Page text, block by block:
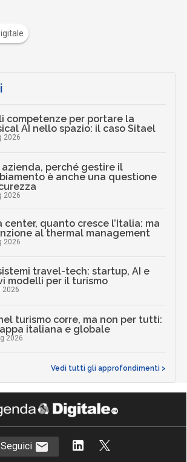
competenze per portare la
AI nello spazio: il caso Sitael
2026
azienda, perché gestire il
è anche una questione
2026
center, quanto cresce l’Italia: ma
al thermal management
2026
travel-tech: startup, AI e
modelli per il turismo
2026
nel turismo corre, ma non per tutti:
italiana e globale
2026
Vedi tutti gli approfondimenti >
Seguici